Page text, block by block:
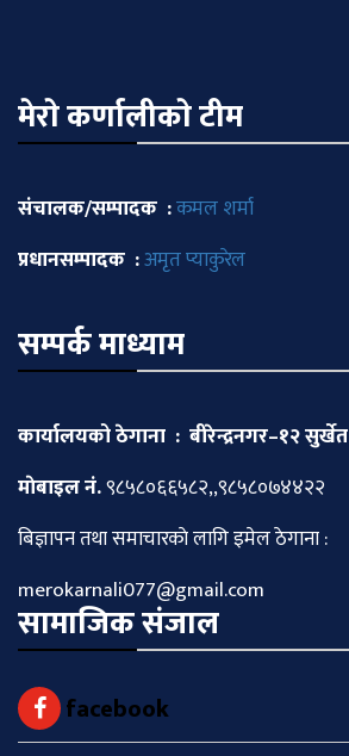
मेराे कर्णालीकाे टीम
संचालक/सम्पादक :कमल शर्मा
प्रधानसम्पादक :अमृत प्याकुरेल
सम्पर्क माध्याम
कार्यालयको ठेगाना : बीरेन्द्रनगर–१२ सुर्खेत
माेबाइल नं.९८५८०६६५८२,,९८५८०७४४२२
बिज्ञापन तथा समाचारकाे लागि इमेल ठेगाना :
merokarnali077@gmail.com
सामाजिक संजाल
facebook